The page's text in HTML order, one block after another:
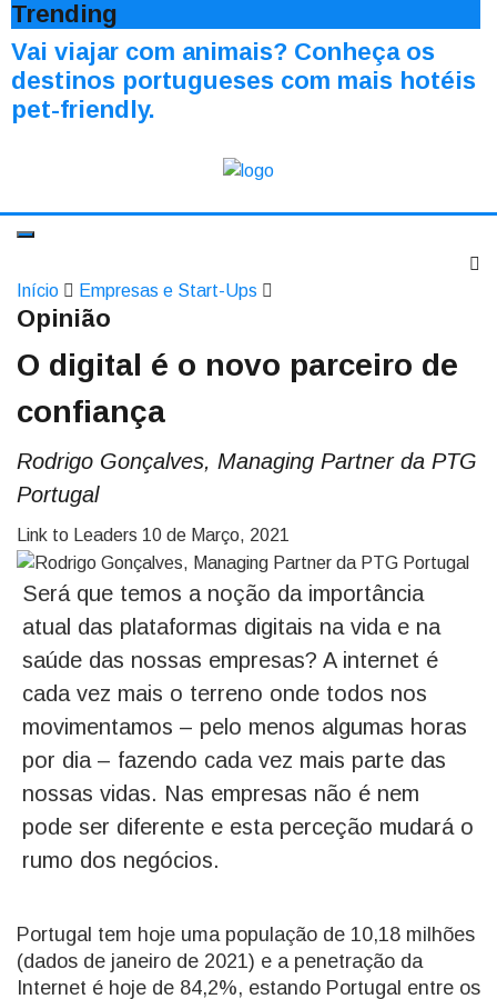
Trending
Vai viajar com animais? Conheça os
destinos portugueses com mais hotéis
pet-friendly.
Início Empresas e Start-Ups
Opinião
O digital é o novo parceiro de
confiança
Rodrigo Gonçalves, Managing Partner da PTG
Portugal
Link to Leaders 10 de Março, 2021
Será que temos a noção da importância
atual das plataformas digitais na vida e na
saúde das nossas empresas? A internet é
cada vez mais o terreno onde todos nos
movimentamos – pelo menos algumas horas
por dia – fazendo cada vez mais parte das
nossas vidas. Nas empresas não é nem
pode ser diferente e esta perceção mudará o
rumo dos negócios.
Portugal tem hoje uma população de 10,18 milhões
(dados de janeiro de 2021) e a penetração da
Internet é hoje de 84,2%, estando Portugal entre os